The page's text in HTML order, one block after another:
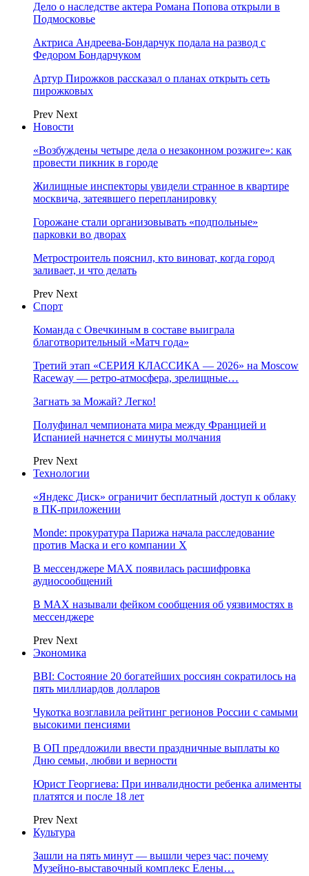
Дело о наследстве актера Романа Попова открыли в
Подмосковье
Актриса Андреева-Бондарчук подала на развод с
Федором Бондарчуком
Артур Пирожков рассказал о планах открыть сеть
пирожковых
Prev Next
Новости
«Возбуждены четыре дела о незаконном розжиге»: как
провести пикник в городе
Жилищные инспекторы увидели странное в квартире
москвича, затеявшего перепланировку
Горожане стали организовывать «подпольные»
парковки во дворах
Метростроитель пояснил, кто виноват, когда город
заливает, и что делать
Prev Next
Спорт
Команда с Овечкиным в составе выиграла
благотворительный «Матч года»
Третий этап «СЕРИЯ КЛАССИКА — 2026» на Moscow
Raceway — ретро‑атмосфера, зрелищные…
Загнать за Можай? Легко!
Полуфинал чемпионата мира между Францией и
Испанией начнется с минуты молчания
Prev Next
Технологии
«Яндекс Диск» ограничит бесплатный доступ к облаку
в ПК-приложении
Monde: прокуратура Парижа начала расследование
против Маска и его компании X
В мессенджере MAX появилась расшифровка
аудиосообщений
В МAX называли фейком сообщения об уязвимостях в
мессенджере
Prev Next
Экономика
BBI: Состояние 20 богатейших россиян сократилось на
пять миллиардов долларов
Чукотка возглавила рейтинг регионов России с самыми
высокими пенсиями
В ОП предложили ввести праздничные выплаты ко
Дню семьи, любви и верности
Юрист Георгиева: При инвалидности ребенка алименты
платятся и после 18 лет
Prev Next
Культура
Зашли на пять минут — вышли через час: почему
Музейно-выставочный комплекс Елены…